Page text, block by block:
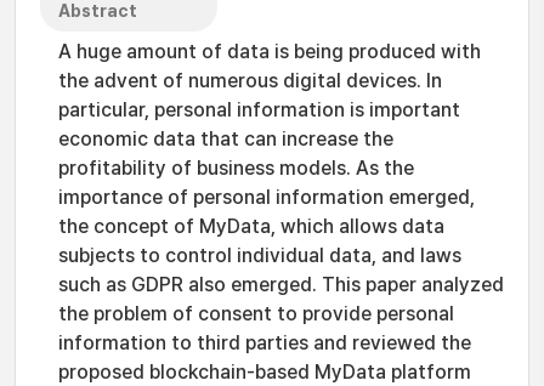
Abstract
A huge amount of data is being produced with
the advent of numerous digital devices. In
particular, personal information is important
economic data that can increase the
profitability of business models. As the
importance of personal information emerged,
the concept of MyData, which allows data
subjects to control individual data, and laws
such as GDPR also emerged. This paper analyzed
the problem of consent to provide personal
information to third parties and reviewed the
proposed blockchain-based MyData platform